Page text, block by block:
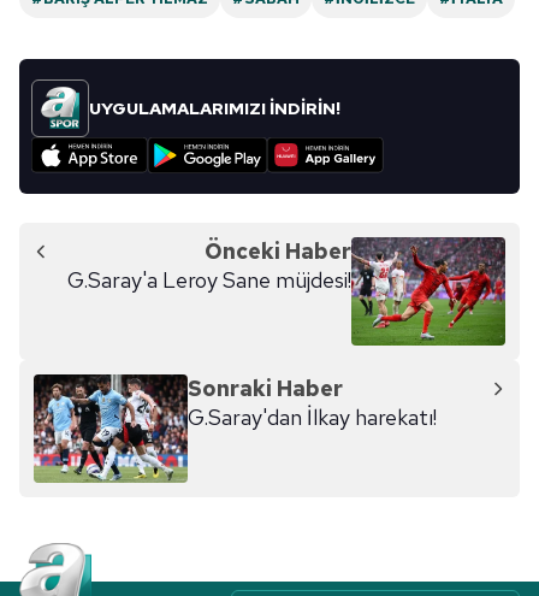
UYGULAMALARIMIZI İNDİRİN!
Önceki Haber
G.Saray'a Leroy Sane müjdesi!
Sonraki Haber
G.Saray'dan İlkay harekatı!